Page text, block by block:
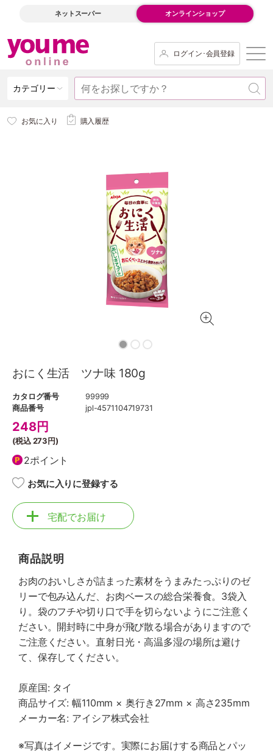
ネットスーパー オンラインショップ
ログイン･会員登録
カテゴリー
お気に入り 購入履歴
おにく生活 ツナ味 180g
カタログ番号
99999
商品番号
jpl-4571104719731
248円
(税込273円)
2ポイント
お気に入りに登録する
宅配でお届け
商品説明
お肉のおいしさが詰まった素材をうまみたっぷりのゼ
リーで包み込んだ、お肉ベースの総合栄養食。3袋入
り。袋のフチや切り口で手を切らないようにご注意く
ださい。開封時に中身が飛び散る場合がありますので
ご注意ください。直射日光・高温多湿の場所は避け
て、保存してください。
原産国: タイ
商品サイズ: 幅110mm × 奥行き27mm × 高さ235mm
メーカー名: アイシア株式会社
※写真はイメージです。実際にお届けする商品とパッ